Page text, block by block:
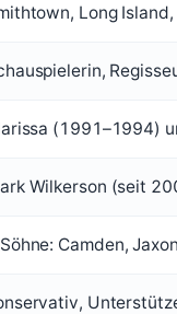
Long
(1991–1994)
Wilkerson (seit
Camden,